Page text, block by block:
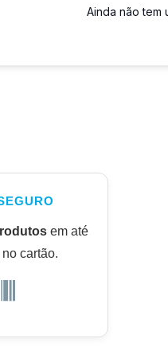
Ainda não tem
em até
no cartão.